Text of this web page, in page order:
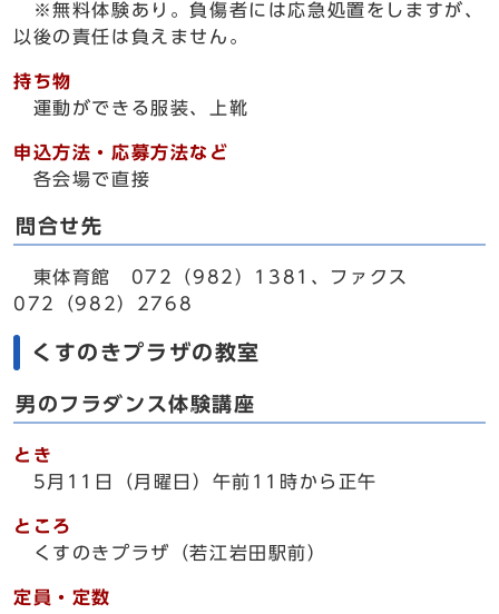
※無料体験あり。負傷者には応急処置をしますが、
以後の責任は負えません。
持ち物
運動ができる服装、上靴
申込方法・応募方法など
各会場で直接
問合せ先
東体育館 072（982）1381、ファクス
072（982）2768
くすのきプラザの教室
男のフラダンス体験講座
とき
5月11日（月曜日）午前11時から正午
ところ
くすのきプラザ（若江岩田駅前）
定員・定数